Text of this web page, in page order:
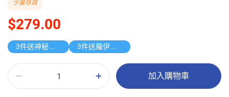
$279.00
少量存貨
3件送神秘禮物 3件送羅伊遙控車
加入購物車